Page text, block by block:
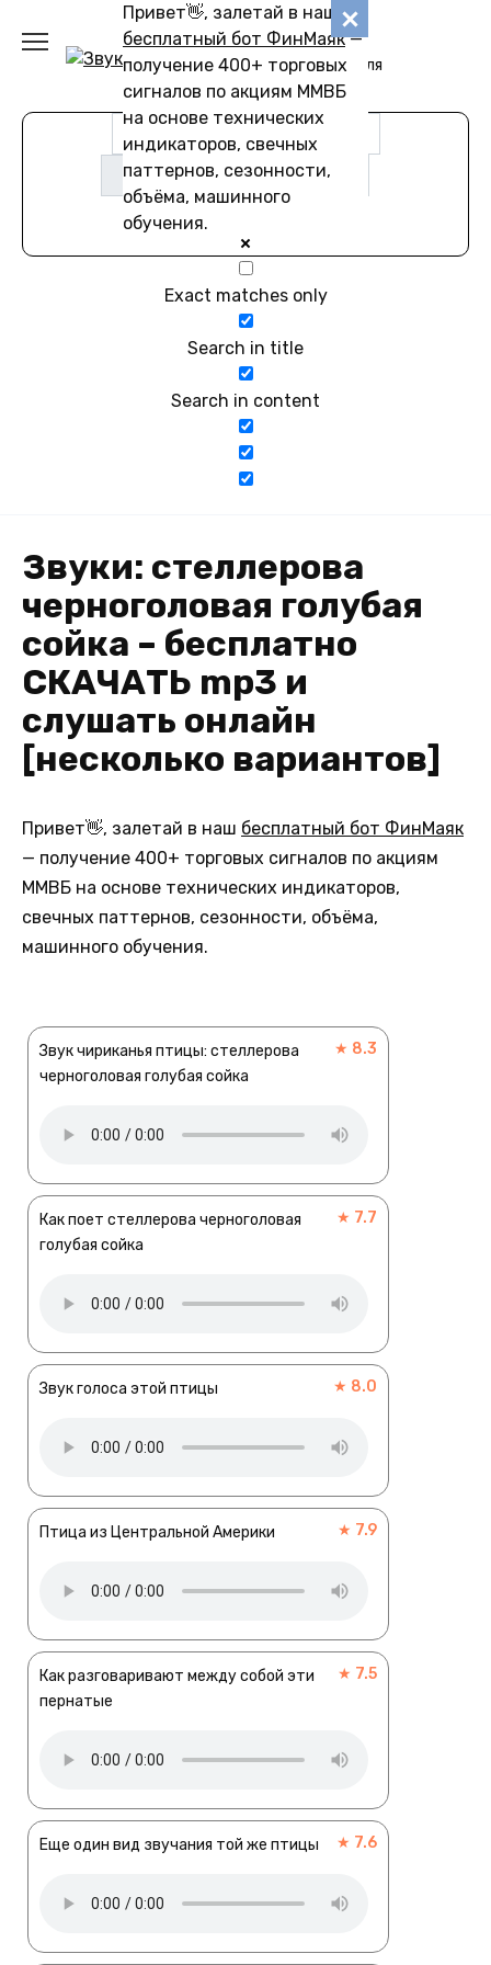
Привет👋, залетай в наш
бесплатный бот ФинМаяк—
получение 400+ торговых
сигналов по акциям ММВБ
на основе технических
индикаторов, свечных
паттернов, сезонности,
объёма, машинного
обучения.
содержанию
Звуковику
Коллекции звуков для
скачивания
Exact matches only
Search in title
Search in content
Звуки: стеллерова
черноголовая голубая
сойка – бесплатно
СКАЧАТЬ mp3 и
слушать онлайн
[несколько вариантов]
Привет👋, залетай в наш бесплатный бот ФинМаяк
— получение 400+ торговых сигналов по акциям
ММВБ на основе технических индикаторов,
свечных паттернов, сезонности, объёма,
машинного обучения.
Звук чириканья птицы: стеллерова
черноголовая голубая сойка
★ 8.3
Как поет стеллерова черноголовая
голубая сойка
★ 7.7
Звук голоса этой птицы ★ 8.0
Птица из Центральной Америки ★ 7.9
Как разговаривают между собой эти
пернатые
★ 7.5
Еще один вид звучания той же птицы ★ 7.6